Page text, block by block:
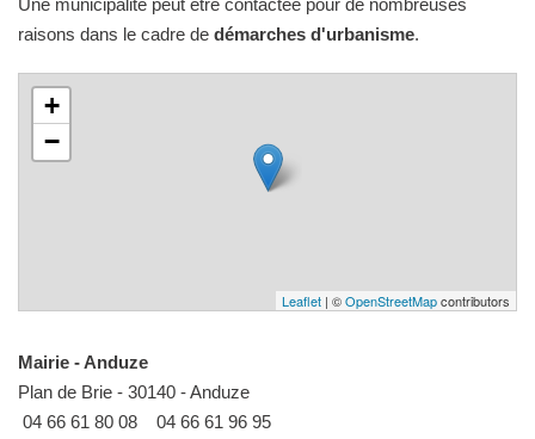
raisons dans le cadre de démarches d'urbanisme.
+
−
Leaflet | ©OpenStreetMapcontributors
Mairie - Anduze
Plan de Brie - 30140 - Anduze
04 66 61 80 08
04 66 61 96 95